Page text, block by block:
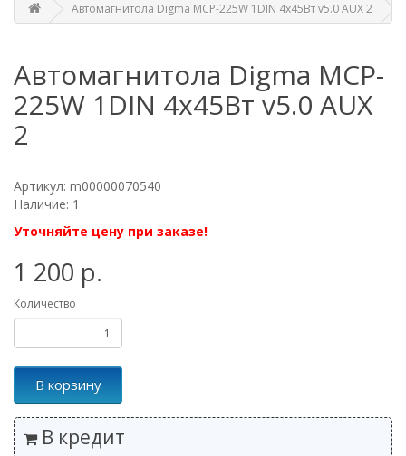
Автомагнитола Digma MCP-225W 1DIN 4x45Вт v5.0 AUX 2
Автомагнитола Digma MCP-
225W 1DIN 4x45Вт v5.0 AUX
2
Артикул: m00000070540
Наличие: 1
Уточняйте цену при заказе!
1 200 р.
Количество
В корзину
В кредит